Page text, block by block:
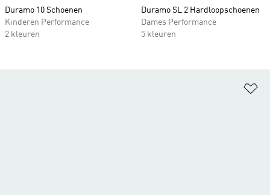
Duramo 10 Schoenen
Kinderen Performance
2 kleuren
Duramo SL 2 Hardloopschoenen
Dames Performance
5 kleuren